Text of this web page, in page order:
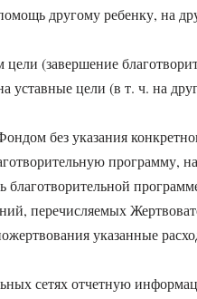
другому ребенку, на
цели (завершение
уставные цели (в т. ч. на
без указания
программу,
благотворительной
перечисляемых
указанные
сетях отчетную